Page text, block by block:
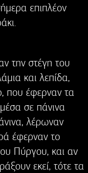
επιπλέον
την στέγη του
και λεπίδα,
που έφερναν τα
σε πάνινα
λέρωναν
έφερναν το
Πύργου, και αν
εκεί, τότε τα